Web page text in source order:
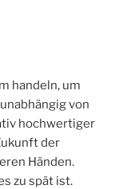
handeln, um
von
hochwertiger
der
Händen.
zu spät ist.